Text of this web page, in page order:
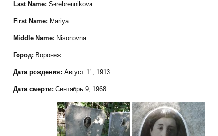
Last Name:Serebrennikova
First Name: Mariya
Middle Name: Nisonovna
Город: Воронеж
Дата рождения:Август 11, 1913
Дата смерти:Сентябрь 9, 1968